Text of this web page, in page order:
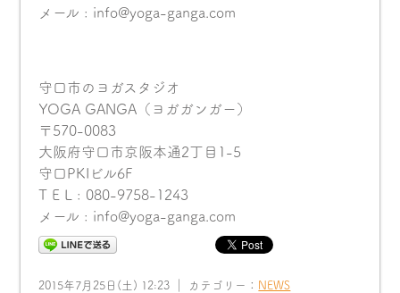
メール : info@yoga-ganga.com
守口市のヨガスタジオ
YOGA GANGA（ヨガガンガー）
〒570-0083
大阪府守口市京阪本通2丁目1-5
守口PKIビル6F
T E L : 080-9758-1243
メール : info@yoga-ganga.com
2015年7月25日(土) 12:23 ｜ カテゴリー： NEWS